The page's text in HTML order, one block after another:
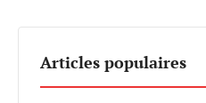
Articles populaires